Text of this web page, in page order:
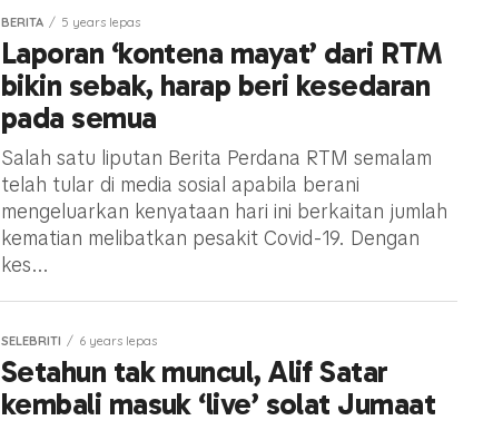
BERITA 5 years lepas
Laporan ‘kontena mayat’ dari RTM
bikin sebak, harap beri kesedaran
pada semua
Salah satu liputan Berita Perdana RTM semalam
telah tular di media sosial apabila berani
mengeluarkan kenyataan hari ini berkaitan jumlah
kematian melibatkan pesakit Covid-19. Dengan
kes...
SELEBRITI 6 years lepas
Setahun tak muncul, Alif Satar
kembali masuk ‘live’ solat Jumaat